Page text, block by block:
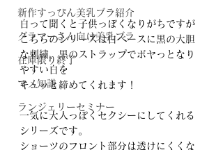
新作すっぴん美乳ブラ紹介
グラマーさん向け美乳ブラ
在庫限り終了
マメ知識
ランジェリーセミナー
白って聞くと子供っぽくなりがちですが
こちらのシリーズは白ベースに黒の大胆
な刺繍、黒のストラップでボヤっとなり
やすい白を
キュッと締めてくれます！
一気に大人っぽくセクシーにしてくれる
シリーズです。
ショーツのフロント部分は透けにくくな